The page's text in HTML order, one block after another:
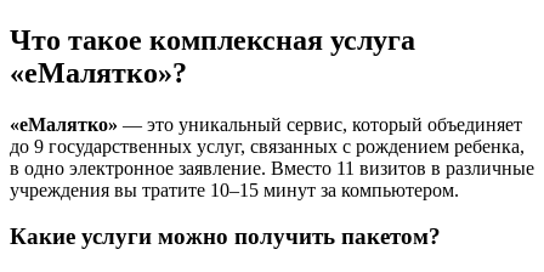
Что такое комплексная услуга
«еМалятко»?
«еМалятко» — это уникальный сервис, который объединяет
до 9 государственных услуг, связанных с рождением ребенка,
в одно электронное заявление. Вместо 11 визитов в различные
учреждения вы тратите 10–15 минут за компьютером.
Какие услуги можно получить пакетом?